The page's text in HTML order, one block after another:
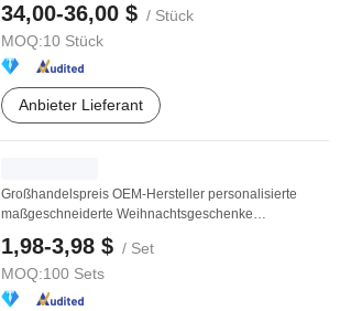
34,00-36,00 $ / Stück
MOQ:10 Stück
Anbieter Lieferant
Großhandelspreis OEM-Hersteller personalisierte
maßgeschneiderte Weihnachtsgeschenke
1,98-3,98 $ / Set
MOQ:100 Sets